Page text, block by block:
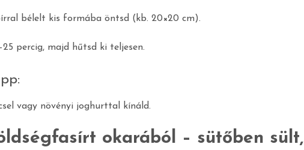
bélelt kis formába öntsd (kb. 20×20 cm).
percig, majd hűtsd ki teljesen.
vagy növényi joghurttal kínáld.
okarából – sütőben sült,